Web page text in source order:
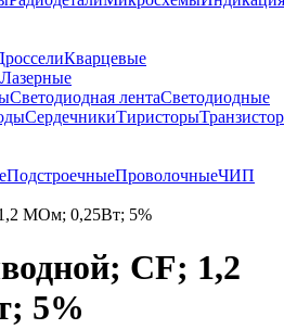
Кварцевые
Лазерные
Светодиодная лентаСветодиодные
СердечникиТиристоры
ПодстроечныеПроволочныеЧИП
МОм; 0,25Вт; 5%
CF; 1,2
5%